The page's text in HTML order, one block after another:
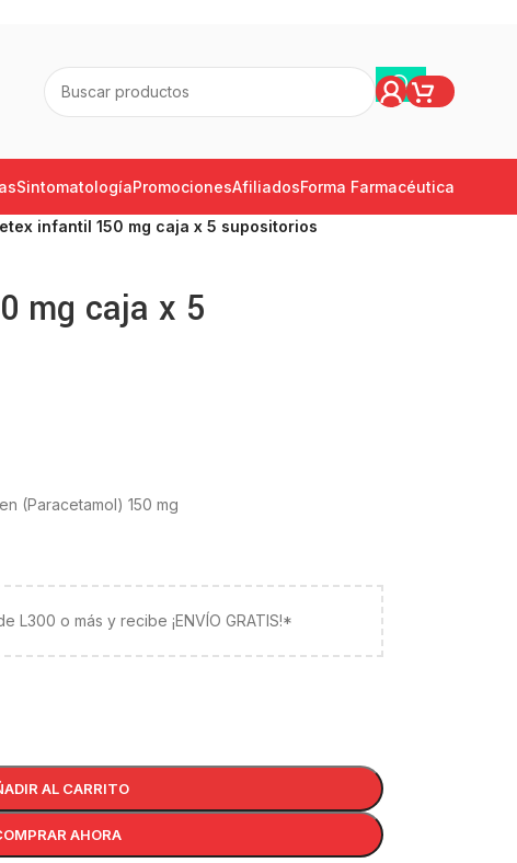
SintomatologíaPromocionesAfiliadosForma Farmacéutica
infantil 150 mg caja x 5 supositorios
mg caja x 5
(Paracetamol) 150 mg
L300 o más y recibe ¡ENVÍO GRATIS!*
AL CARRITO
AHORA